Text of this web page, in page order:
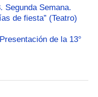
Segunda Semana.
de fiesta” (Teatro)
de la 13°